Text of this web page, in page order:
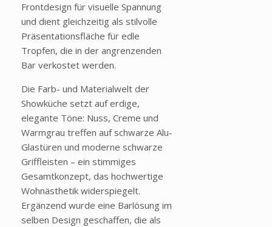
Frontdesign für visuelle Spannung
und dient gleichzeitig als stilvolle
Präsentationsfläche für edle
Tropfen, die in der angrenzenden
Bar verkostet werden.
Die Farb- und Materialwelt der
Showküche setzt auf erdige,
elegante Töne: Nuss, Creme und
Warmgrau treffen auf schwarze Alu-
Glastüren und moderne schwarze
Griffleisten – ein stimmiges
Gesamtkonzept, das hochwertige
Wohnästhetik widerspiegelt.
Ergänzend wurde eine Barlösung im
selben Design geschaffen, die als